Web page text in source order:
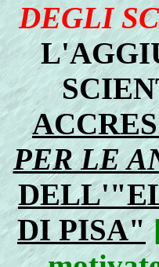
DEGLI
PER LE
DI PISA"